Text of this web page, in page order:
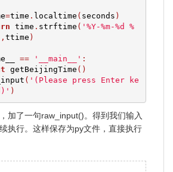
=time . localtime ( seconds )
time . strftime ( '%Y-%m-%d %
, ttime )
== '__main__' :
getBeijingTime ()
( '(Please press Enter ke
)
加了一句raw_input()。得到我们输入
执行。这样保存为py文件，直接执行